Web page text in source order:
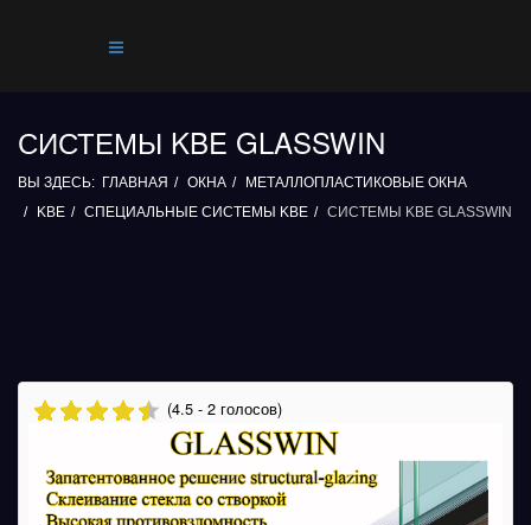
СИСТЕМЫ KBE GLASSWIN
ВЫ ЗДЕСЬ: ГЛАВНАЯ ОКНА
МЕТАЛЛОПЛАСТИКОВЫЕ ОКНА
KBE
СПЕЦИАЛЬНЫЕ СИСТЕМЫ KBE СИСТЕМЫ KBE GLASSWIN
(4.5 - 2 голосов)